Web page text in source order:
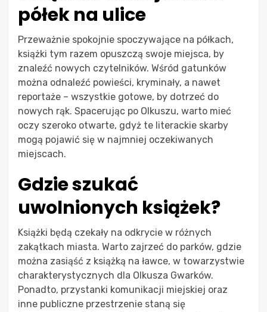
półek na ulice
Przeważnie spokojnie spoczywające na półkach,
książki tym razem opuszczą swoje miejsca, by
znaleźć nowych czytelników. Wśród gatunków
można odnaleźć powieści, kryminały, a nawet
reportaże – wszystkie gotowe, by dotrzeć do
nowych rąk. Spacerując po Olkuszu, warto mieć
oczy szeroko otwarte, gdyż te literackie skarby
mogą pojawić się w najmniej oczekiwanych
miejscach.
Gdzie szukać
uwolnionych książek?
Książki będą czekały na odkrycie w różnych
zakątkach miasta. Warto zajrzeć do parków, gdzie
można zasiąść z książką na ławce, w towarzystwie
charakterystycznych dla Olkusza Gwarków.
Ponadto, przystanki komunikacji miejskiej oraz
inne publiczne przestrzenie staną się